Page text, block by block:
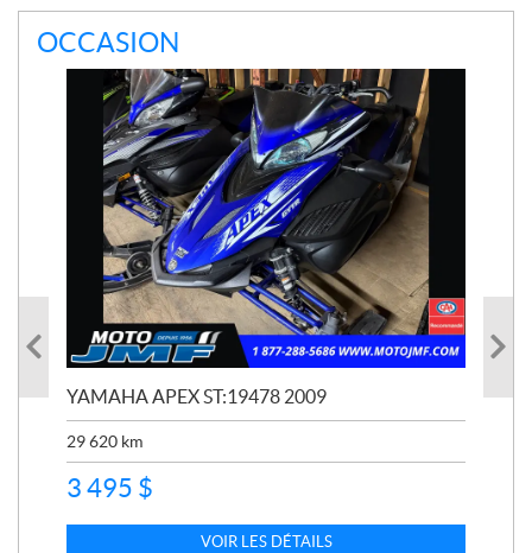
OCCASION
YAMAHA APEX ST:19478 2009
29 620 km
3 495 $
VOIR LES DÉTAILS